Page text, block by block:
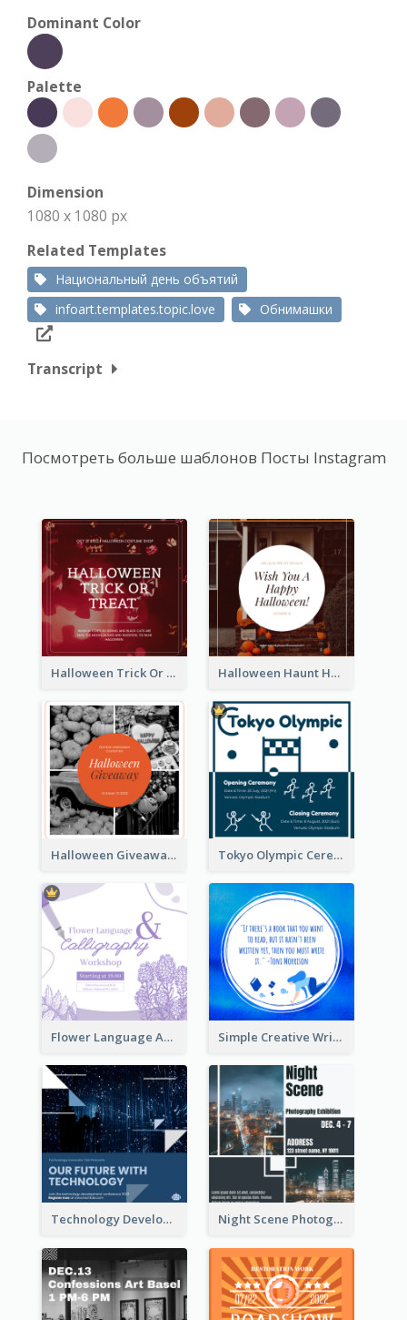
Dominant Color
Palette
Dimension
1080 x 1080 px
Related Templates
Национальный день объятий
infoart.templates.topic.love
Обнимашки
Transcript
Посмотреть больше шаблонов Посты Instagram
Halloween Trick Or Treat Instagram Post Halloween Haunt House Instagram Post
Halloween Giveaway Instagram Post Tokyo Olympic Ceremony Instagram Post
Flower Language And Calligraphy Instagram Post Simple Creative Writing Quote Instagram Post
Technology Development Conference Instagram Post Night Scene Photography Exhibition Instagram Post